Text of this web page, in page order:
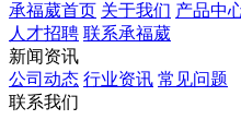
承福葳首页 关于我们 产品中
人才招聘 联系承福葳
新闻资讯
公司动态 行业资讯 常见问题
联系我们